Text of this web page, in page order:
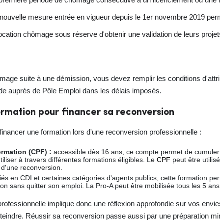
mesure entrée en vigueur depuis le 1er novembre 2019
chômage sous réserve d'obtenir une validation de leurs
suite à une démission, vous devez remplir les conditions
auprès de Pôle Emploi dans les délais imposés.
pour financer sa reconversion
une formation lors d'une reconversion professionnelle :
(CPF) : accessible dès 16 ans, ce compte permet de
à travers différentes formations éligibles. Le CPF peut être
reconversion.
en CDI et certaines catégories d'agents publics, cette formation
sans quitter son emploi. La Pro-A peut être mobilisée tous les 5
implique donc une réflexion approfondie sur vos
Réussir sa reconversion passe aussi par une préparation